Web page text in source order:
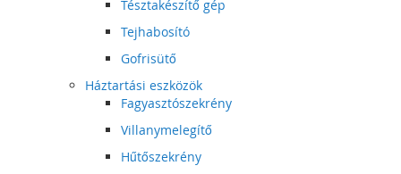
Tésztakészítő gép
Tejhabosító
Gofrisütő
Háztartási eszközök
Fagyasztószekrény
Villanymelegítő
Hűtőszekrény